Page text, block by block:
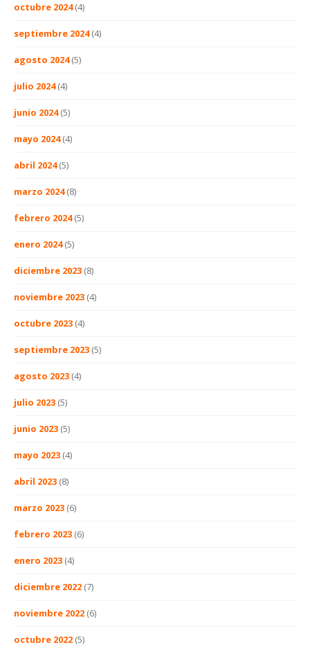
octubre 2024(4)
septiembre 2024(4)
agosto 2024(5)
julio 2024(4)
junio 2024(5)
mayo 2024(4)
abril 2024(5)
marzo 2024(8)
febrero 2024(5)
enero 2024(5)
diciembre 2023 (8)
noviembre 2023 (4)
octubre 2023 (4)
septiembre 2023 (5)
agosto 2023 (4)
julio 2023 (5)
junio 2023 (5)
mayo 2023 (4)
abril 2023 (8)
marzo 2023 (6)
febrero 2023 (6)
enero 2023 (4)
diciembre 2022 (7)
noviembre 2022 (6)
octubre 2022 (5)